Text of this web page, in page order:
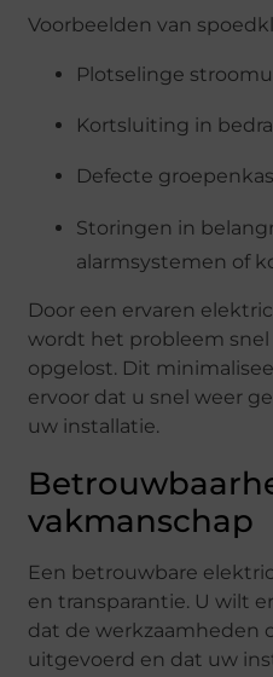
Voorbeelden van
Plotselinge
Kortsluiting in
Defecte
Storingen in
alarmsystemen of
Door een ervaren
wordt het probleem snel
opgelost. Dit
ervoor dat u snel weer
uw installatie.
vakmanschap
Een betrouwbare
en transparantie. U wilt
dat de werkzaamheden
uitgevoerd en dat uw